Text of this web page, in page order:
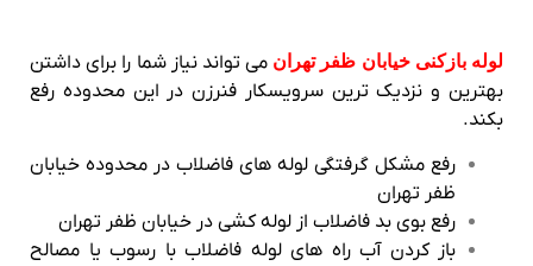
لوله بازکنی خیابان ظفر تهران می تواند نیاز شما را برای داشتن
بهترین و نزدیک ترین سرویسکار فنرزن در این محدوده رفع
بکند.
رفع مشکل گرفتگی لوله های فاضلاب در محدوده خیابان
ظفر تهران
رفع بوی بد فاضلاب از لوله کشی در خیابان ظفر تهران
باز کردن آب راه های لوله فاضلاب با رسوب یا مصالح